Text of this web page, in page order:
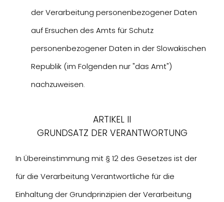
der Verarbeitung personenbezogener Daten
auf Ersuchen des Amts für Schutz
personenbezogener Daten in der Slowakischen
Republik (im Folgenden nur "das Amt")
nachzuweisen.
ARTIKEL II
GRUNDSATZ DER VERANTWORTUNG
In Übereinstimmung mit § 12 des Gesetzes ist der
für die Verarbeitung Verantwortliche für die
Einhaltung der Grundprinzipien der Verarbeitung